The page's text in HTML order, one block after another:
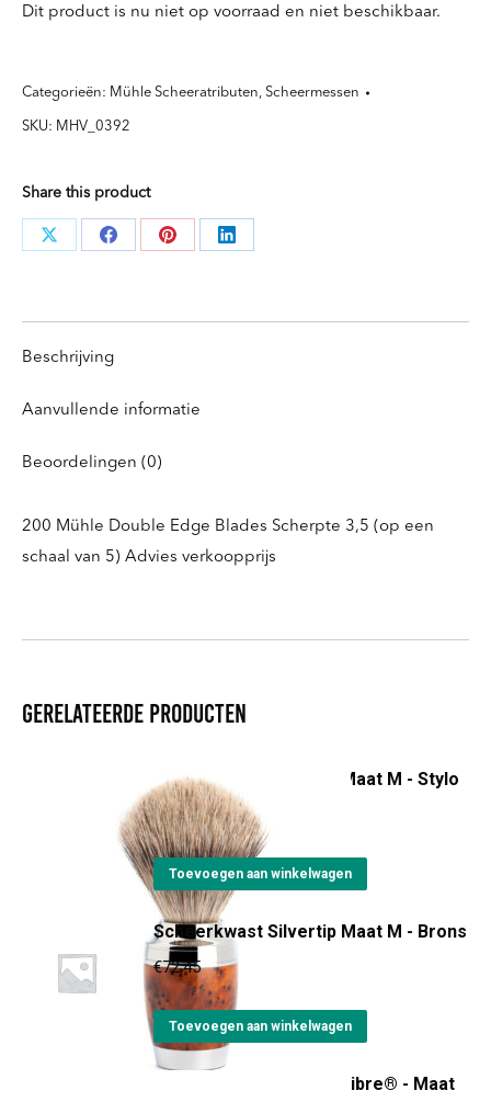
Dit product is nu niet op voorraad en niet beschikbaar.
Categorieën: Mühle Scheeratributen, Scheermessen
SKU: MHV_0392
Share this product
Deel
Deel
Deel
Deel
Beschrijving
Aanvullende informatie
Beoordelingen (0)
200 Mühle Double Edge Blades Scherpte 3,5 (op een
schaal van 5) Advies verkoopprijs
Gerelateerde producten
Scheerkwast Fijndas - Maat M - Stylo
€140,00
Toevoegen aan winkelwagen
Scheerkwast Silvertip Maat M - Brons
€72,45
Toevoegen aan winkelwagen
Scheerkwast Silvertip Fibre® - Maat